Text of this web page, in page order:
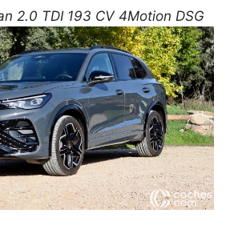
2.0 TDI 193 CV 4Motion DSG